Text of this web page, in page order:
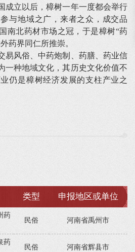
成立以后，樟树一年一度都会举行
与地域之广，来者之众，成交品
南北药材市场之冠，于是樟树“药
药界同仁所推崇。
风俗、中药炮制、药膳、药业信
一种地域文化，其历史文化价值不
仍是樟树经济发展的支柱产业之
类型 申报地区或单位
药
民俗 河南省禹州市
药
民俗 河南省辉县市